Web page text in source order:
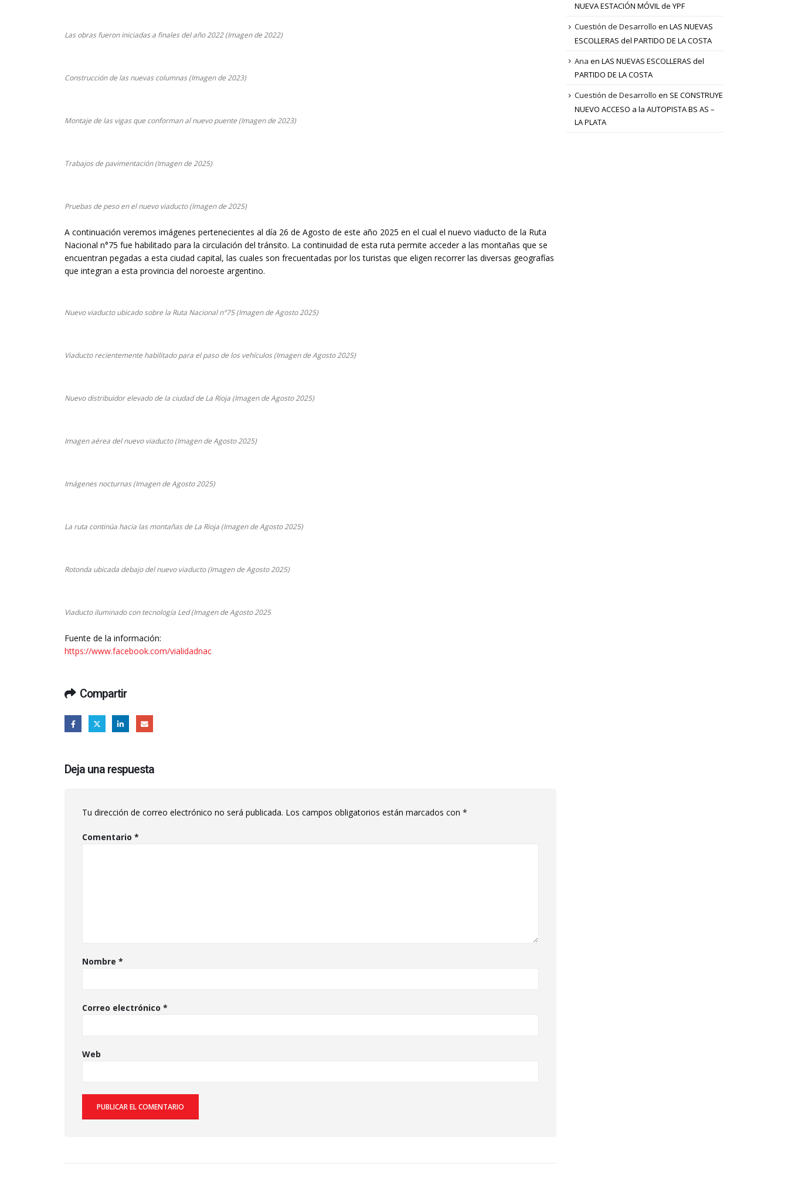
Las obras fueron iniciadas a finales del año 2022 (Imagen de 2022)
Construcción de las nuevas columnas (Imagen de 2023)
Montaje de las vigas que conforman al nuevo puente (Imagen de 2023)
Trabajos de pavimentación (Imagen de 2025)
Pruebas de peso en el nuevo viaducto (Imagen de 2025)
A continuación veremos imágenes pertenecientes al día 26 de Agosto de este año 2025 en el cual el nuevo viaducto de la Ruta
Nacional n°75 fue habilitado para la circulación del tránsito. La continuidad de esta ruta permite acceder a las montañas que se
encuentran pegadas a esta ciudad capital, las cuales son frecuentadas por los turistas que eligen recorrer las diversas geografías
que integran a esta provincia del noroeste argentino.
Nuevo viaducto ubicado sobre la Ruta Nacional n°75 (Imagen de Agosto 2025)
Viaducto recientemente habilitado para el paso de los vehículos (Imagen de Agosto 2025)
Nuevo distribuidor elevado de la ciudad de La Rioja (Imagen de Agosto 2025)
Imagen aérea del nuevo viaducto (Imagen de Agosto 2025)
Imágenes nocturnas (Imagen de Agosto 2025)
La ruta continúa hacia las montañas de La Rioja (Imagen de Agosto 2025)
Rotonda ubicada debajo del nuevo viaducto (Imagen de Agosto 2025)
Viaducto iluminado con tecnología Led (Imagen de Agosto 2025
Fuente de la información:
https://www.facebook.com/vialidadnac
Compartir
Deja una respuesta
Tu dirección de correo electrónico no será publicada. Los campos obligatorios están marcados con *
Comentario *
Nombre *
Correo electrónico *
Web
NUEVA ESTACIÓN MÓVIL de YPF
Cuestión de Desarrollo en LAS NUEVAS
ESCOLLERAS del PARTIDO DE LA COSTA
Ana en LAS NUEVAS ESCOLLERAS del
PARTIDO DE LA COSTA
Cuestión de Desarrollo en SE CONSTRUYE
NUEVO ACCESO a la AUTOPISTA BS AS –
LA PLATA